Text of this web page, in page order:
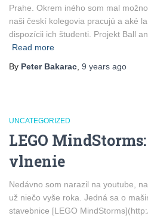
Prahe. Okrem iného som mal
naši českí kolegovia pracujú a aké
dispozícii ich študenti. Projekt Ball
Read more
By Peter Bakarac 9 years ago
UNCATEGORIZED
LEGO
vlnenie
Nedávno som narazil na youtube,
už niečo vyše roka. Jedná sa o
stavebnice [LEGO